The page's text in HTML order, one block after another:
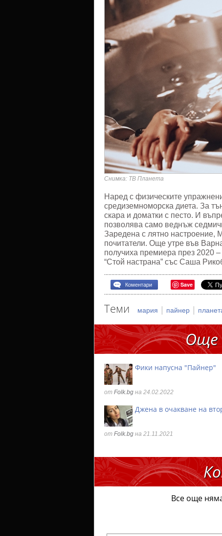
Снимка: ТВ Планета
Наред с физическите
средиземноморска диета. За
скара и доматки с песто. И
позволява само веднъж
Заредена с лятно настроение,
почитатели. Още утре във
получиха премиера през 2020 –
“Стой настрана” със Саша
Коментари Save
Теми мария | пайнер |
Още
Фики напусна "Пайнер"
от Folk.bg на 24.02.2022
Джена в очакване на
от Folk.bg на 21.11.2021
Все още